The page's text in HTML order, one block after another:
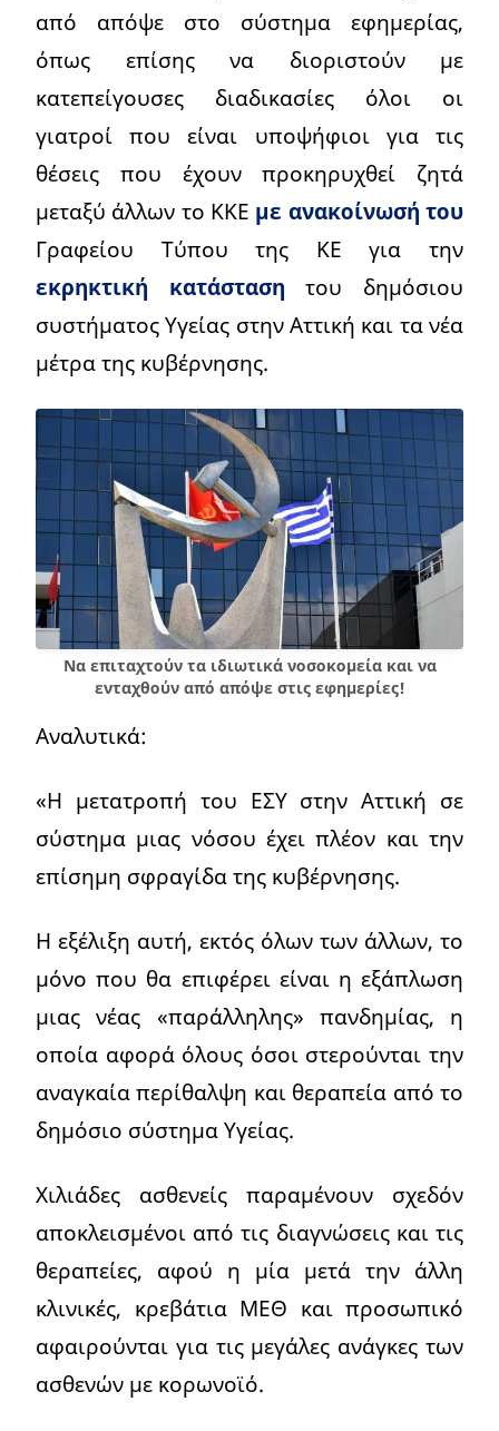
από απόψε στο σύστημα εφημερίας,
όπως επίσης να διοριστούν με
κατεπείγουσες διαδικασίες όλοι οι
γιατροί που είναι υποψήφιοι για τις
θέσεις που έχουν προκηρυχθεί ζητά
μεταξύ άλλων το ΚΚΕ με ανακοίνωσή του
Γραφείου Τύπου της ΚΕ για την
εκρηκτική κατάσταση του δημόσιου
συστήματος Υγείας στην Αττική και τα νέα
μέτρα της κυβέρνησης.
Να επιταχτούν τα ιδιωτικά νοσοκομεία και να
ενταχθούν από απόψε στις εφημερίες!
Αναλυτικά:
«Η μετατροπή του ΕΣΥ στην Αττική σε
σύστημα μιας νόσου έχει πλέον και την
επίσημη σφραγίδα της κυβέρνησης.
Η εξέλιξη αυτή, εκτός όλων των άλλων, το
μόνο που θα επιφέρει είναι η εξάπλωση
μιας νέας «παράλληλης» πανδημίας, η
οποία αφορά όλους όσοι στερούνται την
αναγκαία περίθαλψη και θεραπεία από το
δημόσιο σύστημα Υγείας.
Χιλιάδες ασθενείς παραμένουν σχεδόν
αποκλεισμένοι από τις διαγνώσεις και τις
θεραπείες, αφού η μία μετά την άλλη
κλινικές, κρεβάτια ΜΕΘ και προσωπικό
αφαιρούνται για τις μεγάλες ανάγκες των
ασθενών με κορωνοϊό.